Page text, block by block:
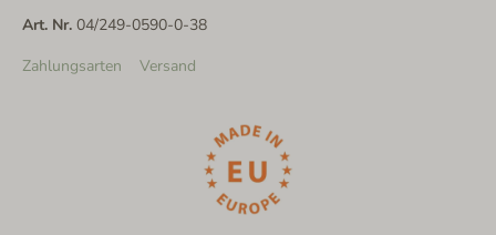
Art. Nr. 04/249-0590-0-38
Zahlungsarten
Versand